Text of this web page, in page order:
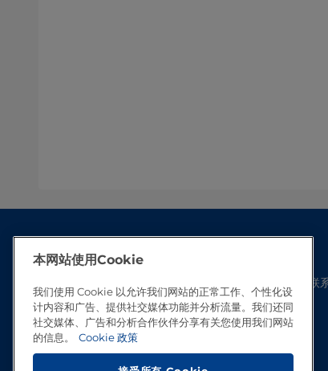
联
本网站使用Cookie
我们使用 Cookie 以允许我们网站的正常工作、个性化设
计内容和广告、提供社交媒体功能并分析流量。我们还同
社交媒体、广告和分析合作伙伴分享有关您使用我们网站
的信息。
Cookie 政策